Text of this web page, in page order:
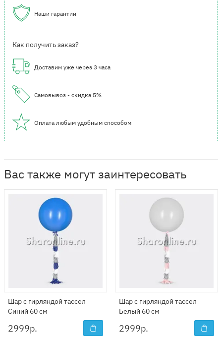
Наши гарантии
Как получить заказ?
Доставим уже через 3 часа
Самовывоз - скидка 5%
Оплата любым удобным способом
Вас также могут заинтересовать
Шар с гирляндой тассел
Синий 60 см
2999р.
Шар с гирляндой тассел
Белый 60 см
2999р.